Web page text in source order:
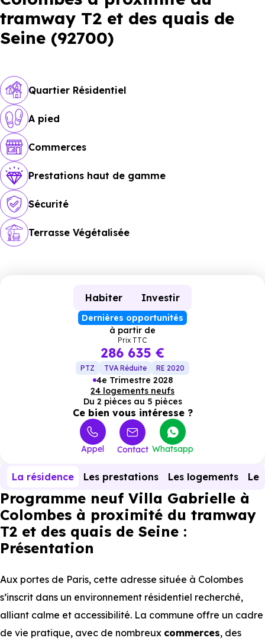
tramway T2 et des quais de
Seine (92700)
Quartier Résidentiel
A pied
Commerces
Prestations haut de gamme
Sécurité
Terrasse Végétalisée
Habiter Investir
Dernières opportunités
à partir de
Prix TTC
286 635 €
PTZ TVA Réduite RE 2020
4e Trimestre 2028
24 logements neufs
Du 2 pièces au 5 pièces
Ce bien vous intéresse ?
Appel Contact Whatsapp
La résidence Les prestations Les logements Le
Programme neuf Villa Gabrielle à
Colombes à proximité du tramway
T2 et des quais de Seine :
Présentation
Aux portes de Paris, cette adresse située à Colombes
s’inscrit dans un environnement résidentiel recherché,
alliant calme et accessibilité. La commune offre un cadre
de vie pratique, avec de nombreux commerces, des